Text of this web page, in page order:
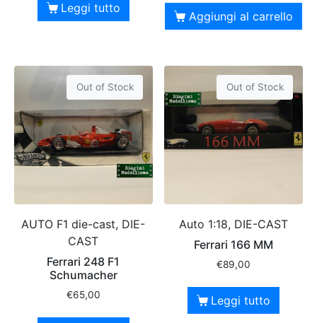
Leggi tutto
Aggiungi al carrello
Out of Stock
AUTO F1 die-cast, DIE-
CAST
Ferrari 248 F1
Schumacher
€65,00
Out of Stock
Auto 1:18, DIE-CAST
Ferrari 166 MM
€89,00
Leggi tutto